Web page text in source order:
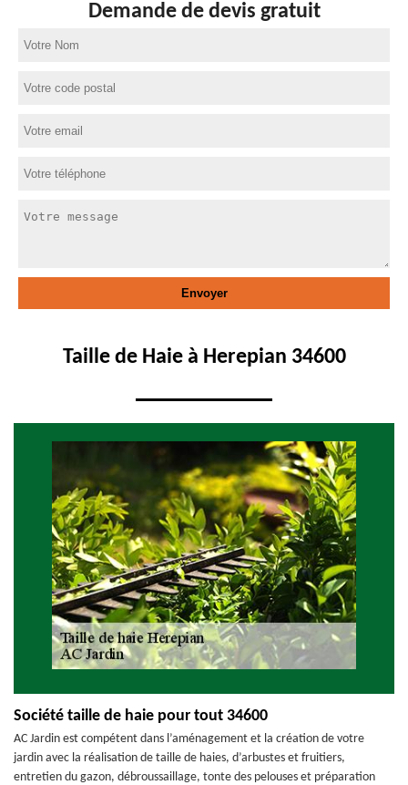
Demande de devis gratuit
Taille de Haie à Herepian 34600
Société taille de haie pour tout 34600
AC Jardin est compétent dans l’aménagement et la création de votre
jardin avec la réalisation de taille de haies, d’arbustes et fruitiers,
entretien du gazon, débroussaillage, tonte des pelouses et préparation